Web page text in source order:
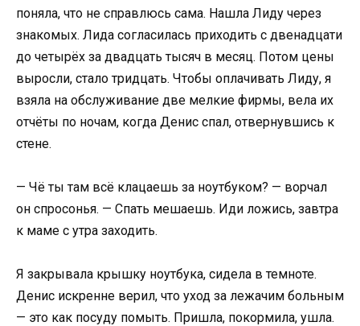
поняла, что не справлюсь сама. Нашла Лиду через
знакомых. Лида согласилась приходить с двенадцати
до четырёх за двадцать тысяч в месяц. Потом цены
выросли, стало тридцать. Чтобы оплачивать Лиду, я
взяла на обслуживание две мелкие фирмы, вела их
отчёты по ночам, когда Денис спал, отвернувшись к
стене.
— Чё ты там всё клацаешь за ноутбуком? — ворчал
он спросонья. — Спать мешаешь. Иди ложись, завтра
к маме с утра заходить.
Я закрывала крышку ноутбука, сидела в темноте.
Денис искренне верил, что уход за лежачим больным
— это как посуду помыть. Пришла, покормила, ушла.